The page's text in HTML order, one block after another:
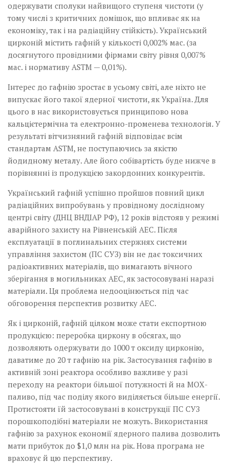
одержувати сполуки найвищого ступеня чистоти (у
тому числі з критичних домішок, що впливає як на
економіку, так і на радіаційну стійкість). Український
цирконій містить гафній у кількості 0,002% мас. (за
досягнутого провідними фірмами світу рівня 0,007%
мас. і нормативу ASTM — 0,01%).
Інтерес до гафнію зростає в усьому світі, але ніхто не
випускає його такої ядерної чистоти, як Україна. Для
цього в нас використовується принципово нова
кальцієтермічна та електронно-променева технологія. У
результаті віт­чизняний гафній відповідає всім
стандартам АSTM, не поступаючись за якістю
йодидному металу. Але його собівартість буде нижче в
порівнянні із продукцією закордонних конкурентів.
Український гафній успішно пройшов повний цикл
радіаційних випробувань у провідному дослідному
центрі світу (ДНЦ ВНДІАР РФ), 12 років відстояв у режимі
аварійного захисту на Рівненській АЕС. Після
експлуатації в поглинальних стержнях системи
управління захистом (ПС СУЗ) він не дає токсичних
радіоактивних матеріалів, що вимагають вічного
зберігання в могильниках АЕС, як застосовувані наразі
матеріали. Ця проблема недооцінюється під час
обговорення перспектив розвитку АЕС.
Як і цирконій, гафній цілком може стати експортною
продукцією: переробка циркону в обсягах, що
дозволяють одержувати до 1000 т оксиду цирконію,
даватиме до 20 т гафнію на рік. Застосування гафнію в
активній зоні реактора особливо важливе у разі
переходу на реактори більшої потужності й на МОХ-
паливо, під час поділу якого виділяється більше енергії.
Протистояти їй застосовувані в конструкції ПС СУЗ
порошкоподібні матеріали не можуть. Використання
гафнію за рахунок економії ядерного палива дозволить
мати прибуток до $1,0 млн на рік. Нова програма не
враховує й цю перспективу.